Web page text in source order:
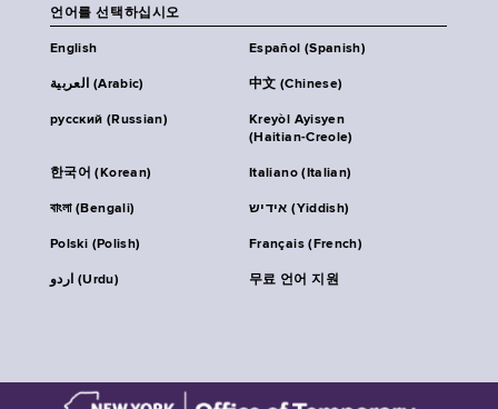
언어를 선택하십시오
English Español (Spanish)
العربية (Arabic) 中文 (Chinese)
русский (Russian)
Kreyòl Ayisyen
(Haitian-Creole)
한국어 (Korean) Italiano (Italian)
বাংলা (Bengali) אידיש (Yiddish)
Polski (Polish) Français (French)
اردو (Urdu) 무료 언어 지원